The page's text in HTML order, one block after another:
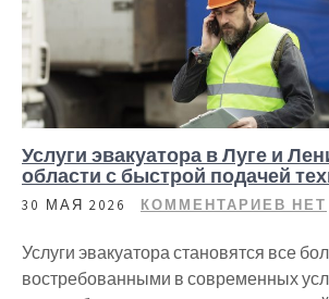
Услуги эвакуатора в Луге и
области с быстрой подачей
30 МАЯ 2026 КОММЕНТАРИЕВ НЕТ
Услуги эвакуатора становятся все
востребованными в современных